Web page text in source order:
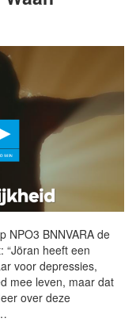
BNNVARA de
“Jöran heeft een
voor depressies,
mee leven, maar dat
over deze